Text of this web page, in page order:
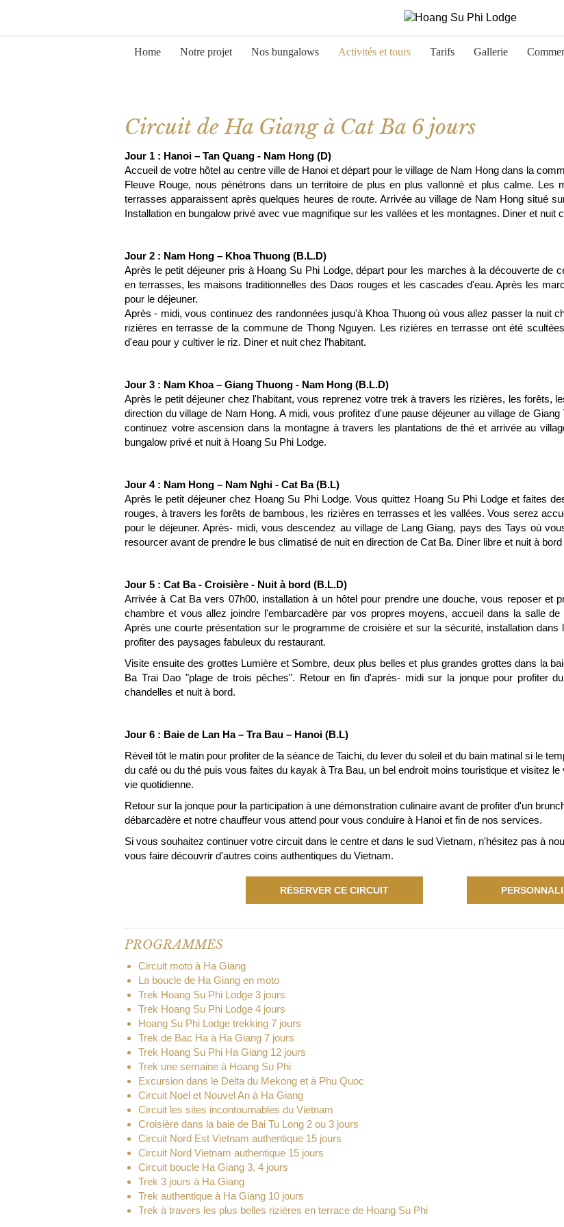
Home Notre projet Nos bungalows Activités et tours Tarifs Gallerie
Circuit de Ha Giang à Cat Ba 6 jours
Jour 1 : Hanoi – Tan Quang - Nam Hong (D)
Accueil de votre hôtel au centre ville de Hanoi et départ pour le village de Nam Hong dans la
Fleuve Rouge, nous pénétrons dans un territoire de plus en plus vallonné et plus calme. Les
terrasses apparaissent après quelques heures de route. Arrivée au village de Nam Hong situé
Installation en bungalow privé avec vue magnifique sur les vallées et les montagnes. Diner et nuit
Jour 2 : Nam Hong – Khoa Thuong (B.L.D)
Après le petit déjeuner pris à Hoang Su Phi Lodge, départ pour les marches à la découverte de
en terrasses, les maisons traditionnelles des Daos rouges et les cascades d'eau. Après les
pour le déjeuner.
Après - midi, vous continuez des randonnées jusqu'à Khoa Thuong où vous allez passer la nuit
rizières en terrasse de la commune de Thong Nguyen. Les rizières en terrasse ont été
d'eau pour y cultiver le riz. Diner et nuit chez l’habitant.
Jour 3 : Nam Khoa – Giang Thuong - Nam Hong (B.L.D)
Après le petit déjeuner chez l'habitant, vous reprenez votre trek à travers les rizières, les forêts,
direction du village de Nam Hong. A midi, vous profitez d'une pause déjeuner au village de
continuez votre ascension dans la montagne à travers les plantations de thé et arrivée au
bungalow privé et nuit à Hoang Su Phi Lodge.
Jour 4 : Nam Hong – Nam Nghi - Cat Ba (B.L)
Après le petit déjeuner chez Hoang Su Phi Lodge. Vous quittez Hoang Su Phi Lodge et faites
rouges, à travers les forêts de bambous, les rizières en terrasses et les vallées. Vous serez
pour le déjeuner. Après- midi, vous descendez au village de Lang Giang, pays des Tays où
resourcer avant de prendre le bus climatisé de nuit en direction de Cat Ba. Diner libre et nuit à bord
Jour 5 : Cat Ba - Croisière - Nuit à bord (B.L.D)
Arrivée à Cat Ba vers 07h00, installation à un hôtel pour prendre une douche, vous reposer et
chambre et vous allez joindre l'embarcadère par vos propres moyens, accueil dans la salle
Après une courte présentation sur le programme de croisière et sur la sécurité, installation
profiter des paysages fabuleux du restaurant.
Visite ensuite des grottes Lumière et Sombre, deux plus belles et plus grandes grottes dans la
Ba Trai Dao "plage de trois pêches". Retour en fin d'après- midi sur la jonque pour profiter
chandelles et nuit à bord.
Jour 6 : Baie de Lan Ha – Tra Bau – Hanoi (B.L)
Réveil tôt le matin pour profiter de la séance de Taichi, du lever du soleil et du bain matinal si le
du café ou du thé puis vous faites du kayak à Tra Bau, un bel endroit moins touristique et visitez
vie quotidienne.
Retour sur la jonque pour la participation à une démonstration culinaire avant de profiter d'un
débarcadère et notre chauffeur vous attend pour vous conduire à Hanoi et fin de nos services.
Si vous souhaitez continuer votre circuit dans le centre et dans le sud Vietnam, n'hésitez pas à
vous faire découvrir d'autres coins authentiques du Vietnam.
RÉSERVER CE CIRCUIT
PROGRAMMES
Circuit moto à Ha Giang
La boucle de Ha Giang en moto
Trek Hoang Su Phi Lodge 3 jours
Trek Hoang Su Phi Lodge 4 jours
Hoang Su Phi Lodge trekking 7 jours
Trek de Bac Ha à Ha Giang 7 jours
Trek Hoang Su Phi Ha Giang 12 jours
Trek une semaine à Hoang Su Phi
Excursion dans le Delta du Mekong et à Phu Quoc
Circuit Noel et Nouvel An à Ha Giang
Circuit les sites incontournables du Vietnam
Croisière dans la baie de Bai Tu Long 2 ou 3 jours
Circuit Nord Est Vietnam authentique 15 jours
Circuit Nord Vietnam authentique 15 jours
Circuit boucle Ha Giang 3, 4 jours
Trek 3 jours à Ha Giang
Trek authentique à Ha Giang 10 jours
Trek à travers les plus belles rizières en terrace de Hoang Su Phi